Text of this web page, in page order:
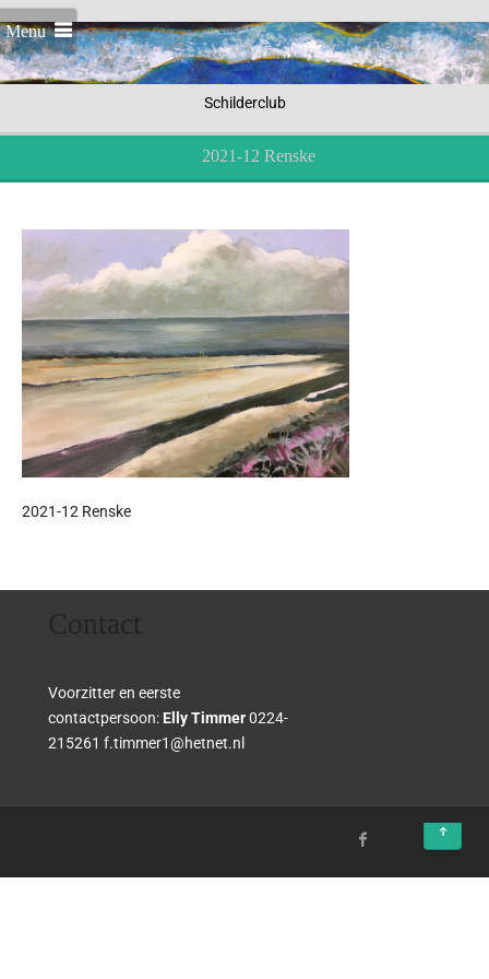
Menu
Schilderclub
2021-12 Renske
2021-12 Renske
Voorzitter en eerste
contactpersoon: Elly Timmer0224-
215261 f.timmer1@hetnet.nl
↑